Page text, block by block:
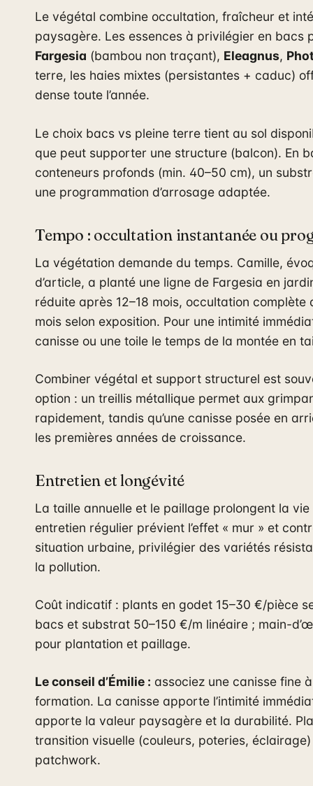
Le végétal combine occultation, fraîcheur et
paysagère. Les essences à privilégier en bacs
Fargesia (bambou non traçant), Eleagnus,
terre, les haies mixtes (persistantes + caduc)
dense toute l’année.
Le choix bacs vs pleine terre tient au sol
que peut supporter une structure (balcon). En
conteneurs profonds (min. 40–50 cm), un
une programmation d’arrosage adaptée.
Tempo : occultation instantanée ou
La végétation demande du temps. Camille,
d’article, a planté une ligne de Fargesia en
réduite après 12–18 mois, occultation complète
mois selon exposition. Pour une intimité
canisse ou une toile le temps de la montée en
Combiner végétal et support structurel est
option : un treillis métallique permet aux
rapidement, tandis qu’une canisse posée en
les premières années de croissance.
Entretien et longévité
La taille annuelle et le paillage prolongent la vie
entretien régulier prévient l’effet « mur » et
situation urbaine, privilégier des variétés
la pollution.
Coût indicatif : plants en godet 15–30 €/pièce
bacs et substrat 50–150 €/m linéaire ; main-
pour plantation et paillage.
Le conseil d’Émilie : associez une canisse fine
formation. La canisse apporte l’intimité
apporte la valeur paysagère et la durabilité.
transition visuelle (couleurs, poteries, éclairage)
patchwork.